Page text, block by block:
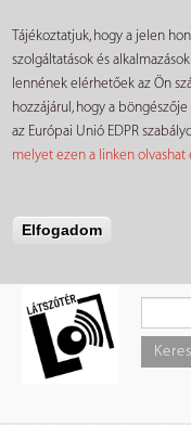
Tájékoztatjuk, hogy a jelen
szolgáltatások és
lennének elérhetőek az Ön
hozzájárul, hogy a
az Európai Unió EDPR
melyet ezen a linken olvashat
Elfogadom
tartalomra